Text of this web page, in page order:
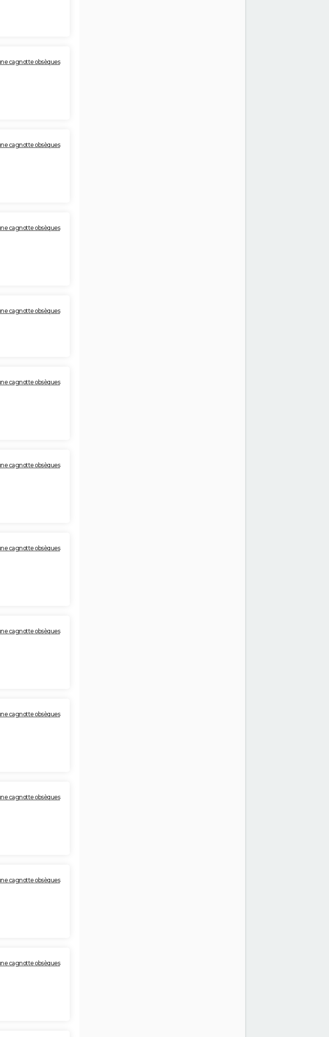
cagnotte obsèques
cagnotte obsèques
cagnotte obsèques
cagnotte obsèques
cagnotte obsèques
cagnotte obsèques
cagnotte obsèques
cagnotte obsèques
cagnotte obsèques
cagnotte obsèques
cagnotte obsèques
cagnotte obsèques